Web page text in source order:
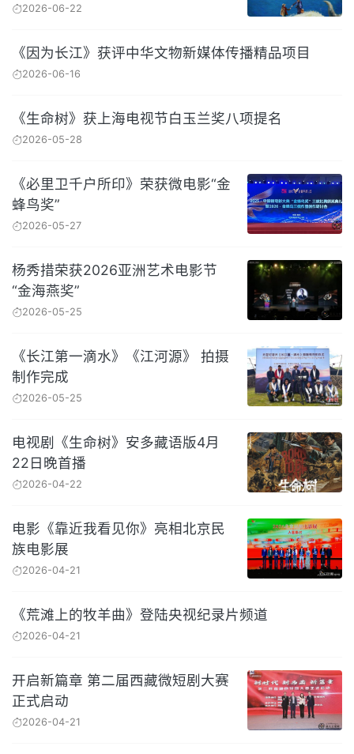
2026-06-22
《因为长江》获评中华文物新媒体传播精品项目
2026-06-16
《生命树》获上海电视节白玉兰奖八项提名
2026-05-28
《必里卫千户所印》荣获微电影“金
蜂鸟奖”
2026-05-27
杨秀措荣获2026亚洲艺术电影节
“金海燕奖”
2026-05-25
《长江第一滴水》《江河源》 拍摄
制作完成
2026-05-25
电视剧《生命树》安多藏语版4月
22日晚首播
2026-04-22
电影《靠近我看见你》亮相北京民
族电影展
2026-04-21
《荒滩上的牧羊曲》登陆央视纪录片频道
2026-04-21
开启新篇章 第二届西藏微短剧大赛
正式启动
2026-04-21